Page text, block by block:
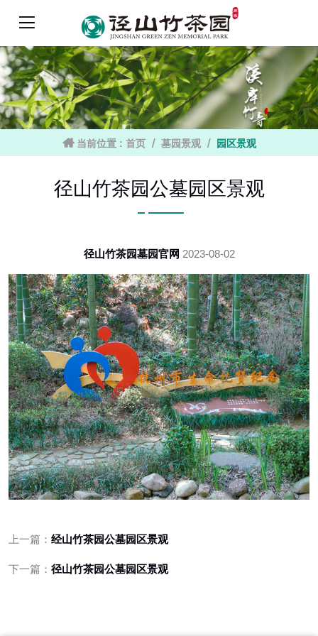
当前位置 : 首页 墓园景观 园区景观
径山竹茶园公墓园区景观
径山竹茶园墓园官网 2023-08-02
上一篇： 经山竹茶园公墓园区景观
下一篇： 径山竹茶园公墓园区景观